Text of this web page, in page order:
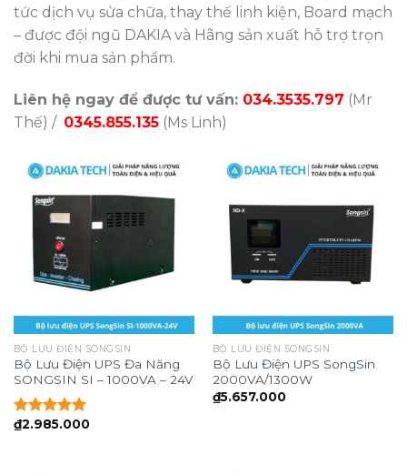
tức dịch vụ sửa chữa, thay thế linh kiện, Board mạch
– được đội ngũ DAKIA và Hãng sản xuất hỗ trợ trọn
đời khi mua sản phẩm.
Liên hệ ngay để được tư vấn: 034.3535.797 (Mr
Thế) / 0345.855.135 (Ms Linh)
BỘ LƯU ĐIỆN SONGSIN
Bộ Lưu Điện UPS Đa Năng
SONGSIN SI – 1000VA – 24V
Được xếp
₫2.985.000
BỘ LƯU ĐIỆN SONGSIN
Bộ Lưu Điện UPS SongSin
2000VA/1300W
₫5.657.000